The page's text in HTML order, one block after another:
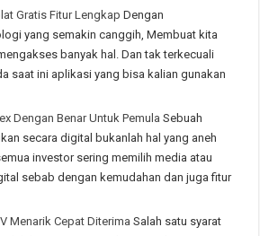
Gratis Fitur Lengkap Dengan
yang semakin canggih, Membuat kita
banyak hal. Dan tak terkecuali
saat ini aplikasi yang bisa kalian gunakan
Dengan Benar Untuk Pemula Sebuah
secara digital bukanlah hal yang aneh
investor sering memilih media atau
sebab dengan kemudahan dan juga fitur
Menarik Cepat Diterima Salah satu syarat